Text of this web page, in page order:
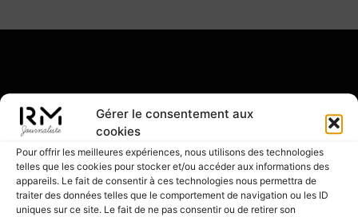
Gérer le consentement aux
cookies
Pour offrir les meilleures expériences, nous utilisons des technologies
telles que les cookies pour stocker et/ou accéder aux informations des
appareils. Le fait de consentir à ces technologies nous permettra de
traiter des données telles que le comportement de navigation ou les ID
uniques sur ce site. Le fait de ne pas consentir ou de retirer son
Romain Migus
Écrivain & Journaliste